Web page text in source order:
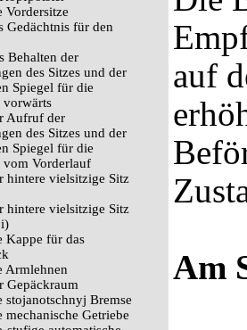
Vordersitze
Gedächtnis für den
Behalten der
des Sitzes und der
Spiegel für die
vorwärts
Aufruf der
des Sitzes und der
Spiegel für die
vom Vorderlauf
hintere vielsitzige Sitz
hintere vielsitzige Sitz
Kappe für das
Armlehnen
Gepäckraum
stojanotschnyj Bremse
mechanische Getriebe
auf
Am